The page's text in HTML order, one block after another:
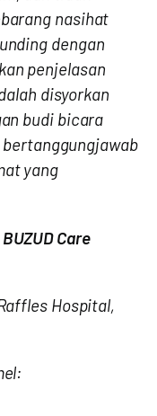
nasihat
dengan
penjelasan
disyorkan
budi bicara
yang
BUZUD Care
Hospital,